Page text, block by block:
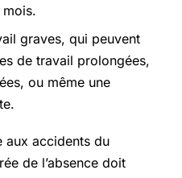
mois.
graves, qui peuvent
de travail prolongées,
ou même une
aux accidents du
de l’absence doit